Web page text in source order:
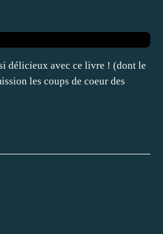
délicieux avec ce livre ! (dont le
les coups de coeur des